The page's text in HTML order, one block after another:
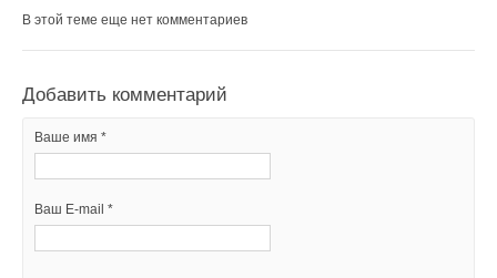
В этой теме еще нет комментариев
Добавить комментарий
Ваше имя *
Ваш E-mail *